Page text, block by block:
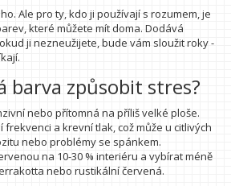
Ale pro ty, kdo ji používají s rozumem, je
které můžete mít doma. Dodává
ji nezneužijete, bude vám sloužit roky -
barva způsobit stres?
nebo přítomná na příliš velké ploše.
a krevní tlak, což může u citlivých
nebo problémy se spánkem.
na 10-30 % interiéru a vybírat méně
nebo rustikální červená.